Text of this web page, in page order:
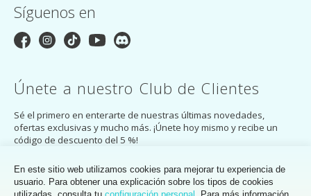
Síguenos en
Únete a nuestro Club de Clientes
Sé el primero en enterarte de nuestras últimas novedades,
ofertas exclusivas y mucho más. ¡Únete hoy mismo y recibe un
código de descuento del 5 %!
SUSCRÍBASE A
Al suscribirte, aceptas lapolíticadeprivacidaddel Club de Clientes de
En este sitio web utilizamos cookies para mejorar tu experiencia de
usuario. Para obtener una explicación sobre los tipos de cookies